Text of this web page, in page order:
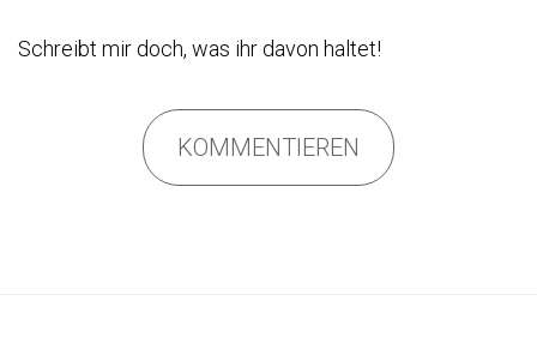
Schreibt mir doch, was ihr davon haltet!
KOMMENTIEREN